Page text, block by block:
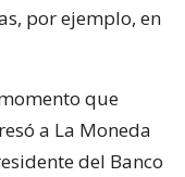
por ejemplo, en
que
a La Moneda
del Banco